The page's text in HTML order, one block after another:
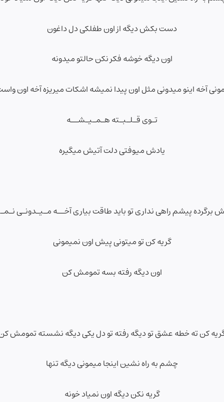
دست بکش دیگه از اون طفلکی دل داغون
اون دیگه خوشه فکر نکن حالتو میدونه
آخه اینو میدونی مثل اون پیدا نمیشه اشکات میریزه آخه اون
تـوی قـلـبـته هـمـیـشــه
یادش میوفتی دلت آتیش میگیره
برگرده پیشم راهی نداری تو باید طاقت بیاری آخــه مـیـدونـی
گریه کن تو میتونی پیش اون نمیمونی
اون دیگه رفته بسه تمومش کن
کن ته خطه عشق تو دیگه رفته تو دل یکی دیگه نشسته تمومش
چشم به راه نشین اینجا میمونی دیگه تنها
گریه نکن دیگه اون نمیاد خونه